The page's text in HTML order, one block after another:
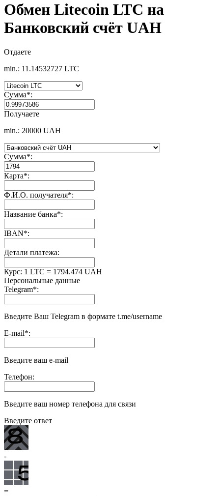
Обмен Litecoin LTC на
Банковский счёт UAH
Отдаете
min.: 11.14532727 LTC
Сумма*:
Получаете
min.: 20000 UAH
Сумма*:
Карта*:
Ф.И.О. получателя*:
Название банка*:
IBAN*:
Детали платежа:
Курс: 1 LTC = 1794.474 UAH
Персональные данные
Telegram*:
Введите Ваш Telegram в формате t.me/username
E-mail*:
Введите ваш e-mail
Телефон:
Введите ваш номер телефона для связи
Введите ответ
-
=